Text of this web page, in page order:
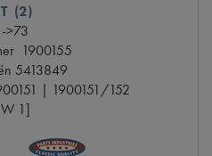
(2)
>73
1900155
5413849
| 1900151/152
1]